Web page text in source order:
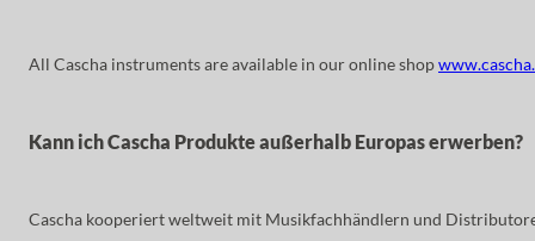
All Cascha instruments are available in our online shop
Kann ich Cascha Produkte außerhalb Europas erwerben?
Cascha kooperiert weltweit mit Musikfachhändlern und